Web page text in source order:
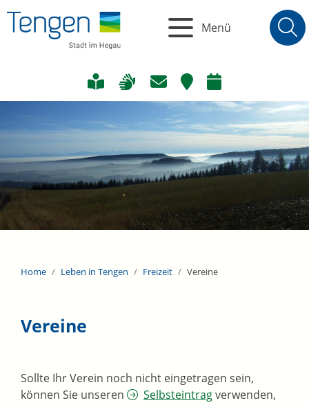
Menü
Home Leben in Tengen Freizeit Vereine
Vereine
Sollte Ihr Verein noch nicht eingetragen sein,
können Sie unseren
Selbsteintragverwenden,